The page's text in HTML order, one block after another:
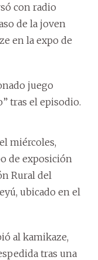
con radio
de la joven
en la expo de
juego
tras el episodio.
miércoles,
de exposición
Rural del
ubicado en el
al kamikaze,
tras una